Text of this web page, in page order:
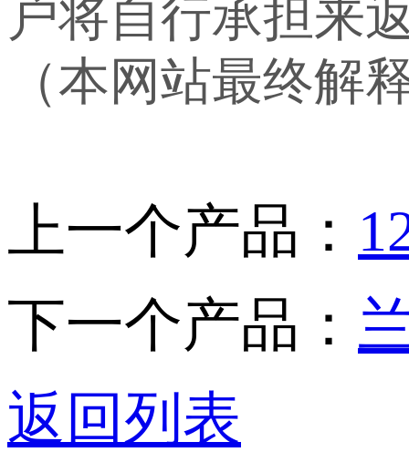
户将自行承担来
（本网站最终解
上一个产品：
下一个产品：
返回列表